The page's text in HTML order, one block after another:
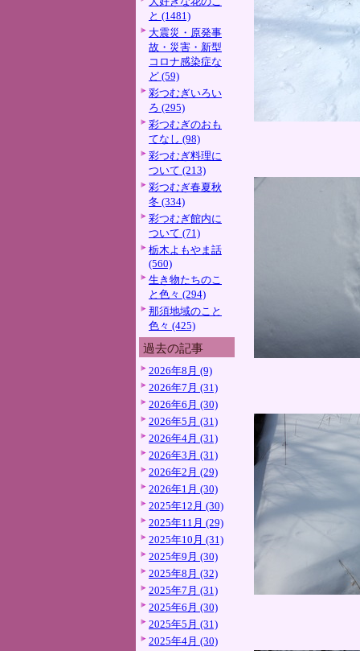
と (1481)
大震災・原発事
故・災害・新型
コロナ感染症な
ど (59)
彩つむぎいろい
ろ (295)
彩つむぎのおも
てなし (98)
彩つむぎ料理に
ついて (213)
彩つむぎ春夏秋
冬 (334)
彩つむぎ館内に
ついて (71)
栃木よもやま話
(560)
生き物たちのこ
と色々 (294)
那須地域のこと
色々 (425)
過去の記事
2026年8月 (9)
2026年7月 (31)
2026年6月 (30)
2026年5月 (31)
2026年4月 (31)
2026年3月 (31)
2026年2月 (29)
2026年1月 (30)
2025年12月 (30)
2025年11月 (29)
2025年10月 (31)
2025年9月 (30)
2025年8月 (32)
2025年7月 (31)
2025年6月 (30)
2025年5月 (31)
2025年4月 (30)